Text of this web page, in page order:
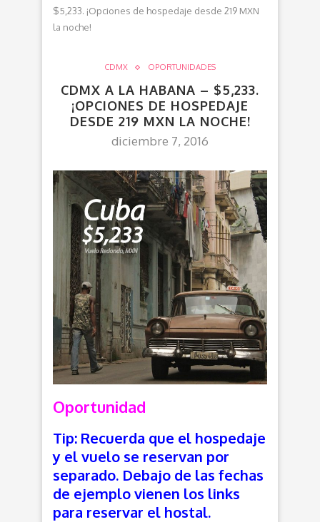
$5,233. ¡Opciones de hospedaje desde 219 MXN
la noche!
CDMX OPORTUNIDADES
CDMX A LA HABANA – $5,233.
¡OPCIONES DE HOSPEDAJE
DESDE 219 MXN LA NOCHE!
diciembre 7, 2016
Oportunidad
Tip: Recuerda que el hospedaje
y el vuelo se reservan por
separado. Debajo de las fechas
de ejemplo vienen los links
para reservar el hostal.